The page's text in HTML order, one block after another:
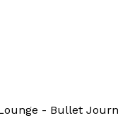
- Bullet